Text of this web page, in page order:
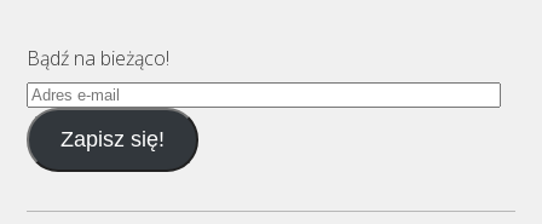
Bądź na bieżąco!
Adres
e-
mailZapisz się!